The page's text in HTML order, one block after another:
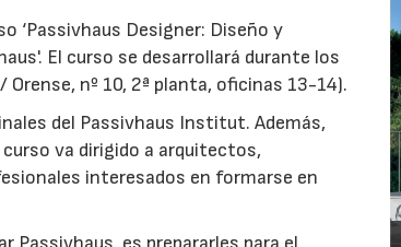
‘Passivhaus Designer: Diseño y
El curso se desarrollará durante los
Orense, nº 10, 2ª planta, oficinas 13-14).
del Passivhaus Institut. Además,
va dirigido a arquitectos,
interesados en formarse en